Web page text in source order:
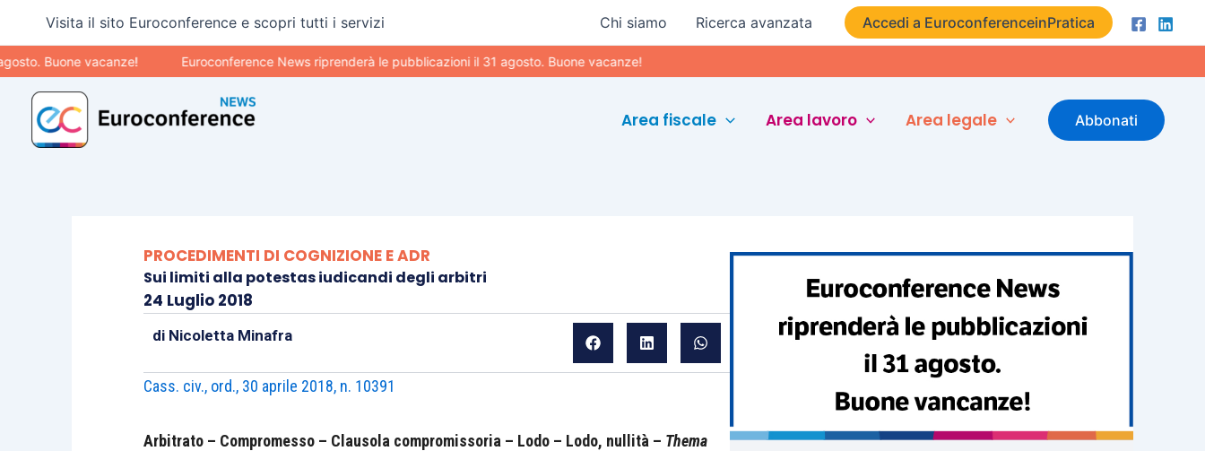
contenuto
Visita il sito Euroconference e scopri tutti i servizi Chi siamo Ricerca avanzata Accedi a EuroconferenceinPratica
vacanze! Euroconference News riprenderà le pubblicazioni il 31 agosto. Buone vacanze!
Area fiscale Area lavoro Area legale Abbonati
PROCEDIMENTI DI COGNIZIONE E ADR
Sui limiti alla potestas iudicandi degli arbitri
24 Luglio 2018
di Nicoletta Minafra
Cass. civ., ord., 30 aprile 2018, n. 10391
Arbitrato – Compromesso – Clausola compromissoria – Lodo – Lodo, nullità – Thema